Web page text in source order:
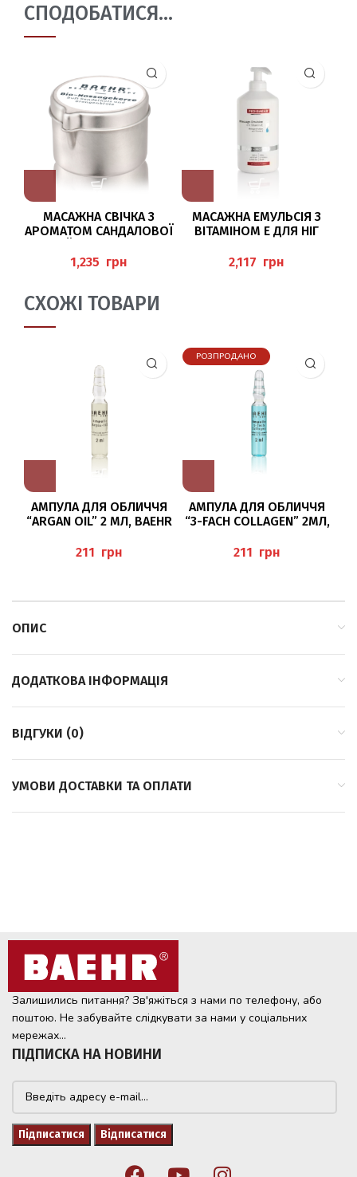
СПОДОБАТИСЯ…
МАСАЖНА СВІЧКА З
АРОМАТОМ САНДАЛОВОЇ
грн
МАСАЖНА ЕМУЛЬСІЯ З
ВІТАМІНОМ Е ДЛЯ НІГ
EMULSION) PEDIBAEHR
грн
СХОЖІ ТОВАРИ
АМПУЛА ДЛЯ ОБЛИЧЧЯ
“ARGAN OIL” 2 МЛ, BAEHR
грн
РОЗПРОДАНО
АМПУЛА ДЛЯ ОБЛИЧЧЯ
“3-FACH COLLAGEN” 2МЛ,
грн
ОПИС
ДОДАТКОВА ІНФОРМАЦІЯ
ВІДГУКИ (0)
УМОВИ ДОСТАВКИ ТА ОПЛАТИ
Залишились питання? Зв'яжіться з нами по телефону, або
поштою. Не забувайте слідкувати за нами у соціальних
мережах...
ПІДПИСКА НА НОВИНИ